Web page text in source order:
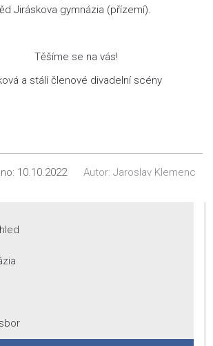
Jiráskova gymnázia (přízemí).
se na vás!
a stálí členové divadelní scény
10.10.2022 Autor: Jaroslav Klemenc